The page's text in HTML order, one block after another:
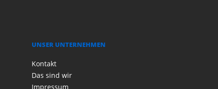
UNSER UNTERNEHMEN
Kontakt
Das sind wir
Impressum